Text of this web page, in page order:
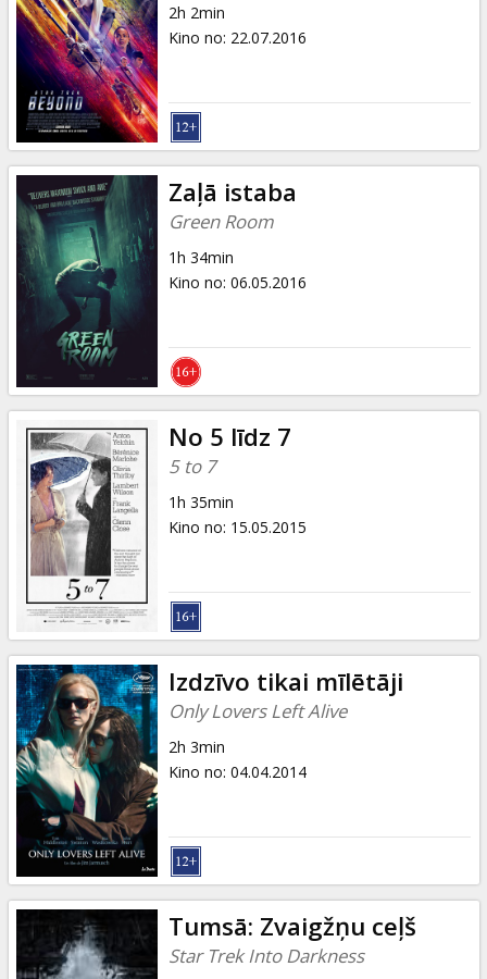
Dāvanu
kartes
Uzkodas
B2B
Kino
Klubs
2h 2min
Kino no: 22.07.2016
Zaļā istaba
Green Room
1h 34min
Kino no: 06.05.2016
No 5 līdz 7
5 to 7
1h 35min
Kino no: 15.05.2015
Izdzīvo tikai mīlētāji
Only Lovers Left Alive
2h 3min
Kino no: 04.04.2014
Tumsā: Zvaigžņu ceļš
Star Trek Into Darkness